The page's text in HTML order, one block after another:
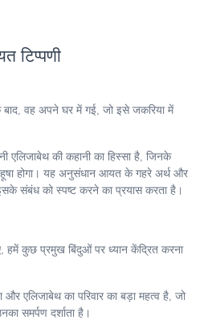
टिप्पणी
वह अपने घर में गई, जो इसे जकरिया में
की कहानी का हिस्सा है, जिनके
होगा। यह अनुसंधान आयत के गहरे अर्थ और
संबंध को स्पष्ट करने का प्रयास करता है।
हमें कुछ प्रमुख बिंदुओं पर ध्यान केंद्रित करना
और एलिजाबेथ का परिवार का बड़ा महत्व है, जो
समर्पण दर्शाता है।